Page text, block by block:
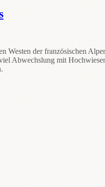
Westen der französischen
Abwechslung mit